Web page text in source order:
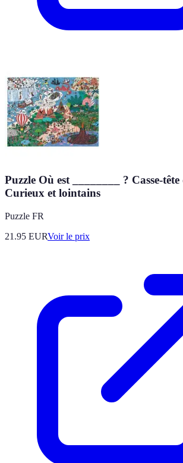
Puzzle Où est ________ ? Casse-tête
Curieux et lointains
Puzzle FR
21.95 EURVoir le prix